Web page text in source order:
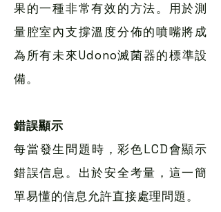
果的一種非常有效的方法。用於測
量腔室內支撐溫度分佈的噴嘴將成
為所有未來Udono滅菌器的標準設
備。
錯誤顯示
每當發生問題時，彩色LCD會顯示
錯誤信息。出於安全考量，這一簡
單易懂的信息允許直接處理問題。